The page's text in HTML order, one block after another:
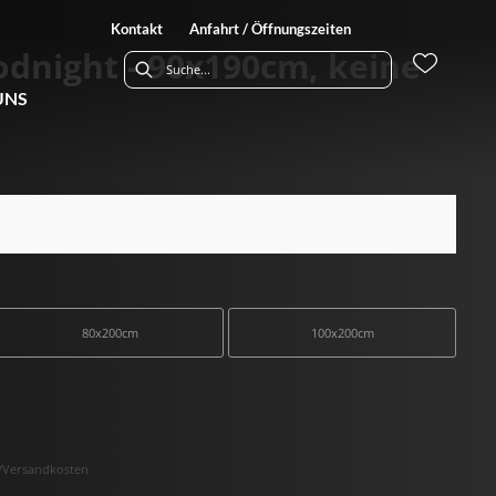
Kontakt Anfahrt / Öffnungszeiten
- 90x190cm, keine
80x200cm 100x200cm